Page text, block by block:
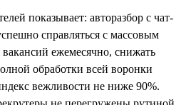
показывает: авторазбор с чат-
справляться с массовым
ежемесячно, снижать
обработки всей воронки
вежливости не ниже 90%.